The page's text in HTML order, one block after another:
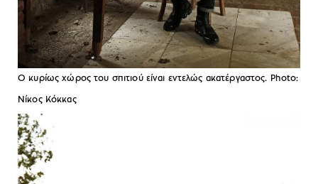
Ο κυρίως χώρος του σπιτιού είναι εντελώς ακατέργαστος. Photo:
Νίκος Κόκκας